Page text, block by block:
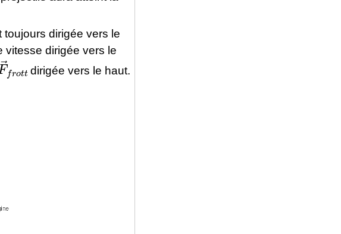
dirigée vers le
vitesse dirigée vers le
F→ ot
dirigée vers le haut.